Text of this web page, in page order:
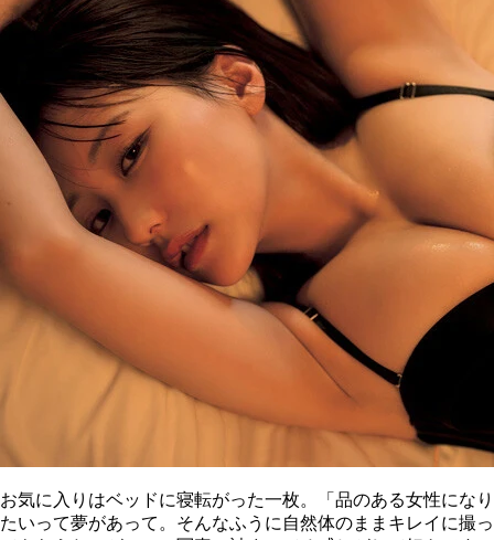
お気に入りはベッドに寝転がった一枚。「品のある女性になり
たいって夢があって。そんなふうに自然体のままキレイに撮っ